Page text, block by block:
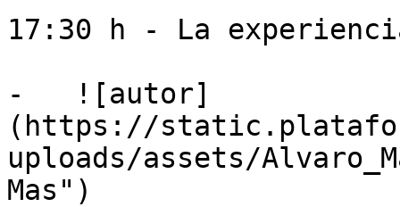
17:30 h - La
-   ![autor]
(https://
uploads/assets/
Mas")